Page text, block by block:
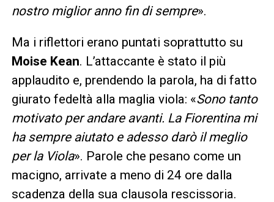
nostro miglior anno fin di sempre».
Ma i riflettori erano puntati soprattutto su
Moise Kean. L’attaccante è stato il più
applaudito e, prendendo la parola, ha di fatto
giurato fedeltà alla maglia viola: «Sono tanto
motivato per andare avanti. La Fiorentina mi
ha sempre aiutato e adesso darò il meglio
per la Viola». Parole che pesano come un
macigno, arrivate a meno di 24 ore dalla
scadenza della sua clausola rescissoria.